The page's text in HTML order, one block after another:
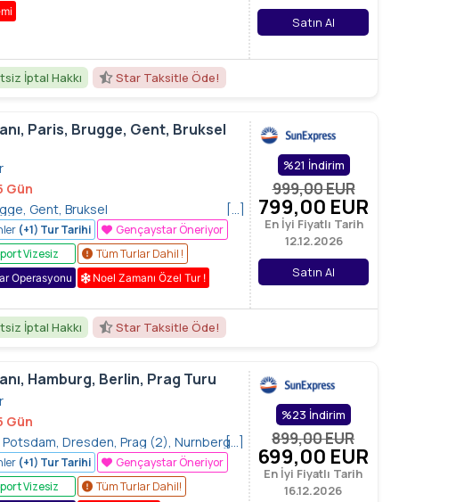
Satın Al
İptal Hakkı Star Taksitle Öde!
Paris, Brugge, Gent, Bruksel
Gün
Gent, Bruksel
[…]
(+1) Tur Tarihi
Gençaystar Öneriyor
Vizesiz
Tüm Turlar Dahil !
Operasyonu Noel Zamanı Özel Tur !
%21 İndirim
999,00EUR
799,00 EUR
En İyi Fiyatlı Tarih
12.12.2026
Satın Al
İptal Hakkı Star Taksitle Öde!
Hamburg, Berlin, Prag Turu
Gün
Potsdam, Dresden, Prag (2), Nurnberg
Ob Der Toubere
[…]
(+1) Tur Tarihi
Gençaystar Öneriyor
Vizesiz
Tüm Turlar Dahil!
%23 İndirim
899,00EUR
699,00 EUR
En İyi Fiyatlı Tarih
16.12.2026